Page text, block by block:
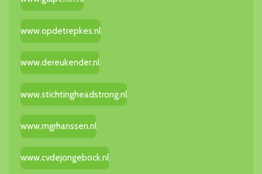
www.opdetrepkes.nl
www.dereukender.nl
www.stichtingheadstrong.nl
www.mgrhanssen.nl
www.cvdejongebock.nl